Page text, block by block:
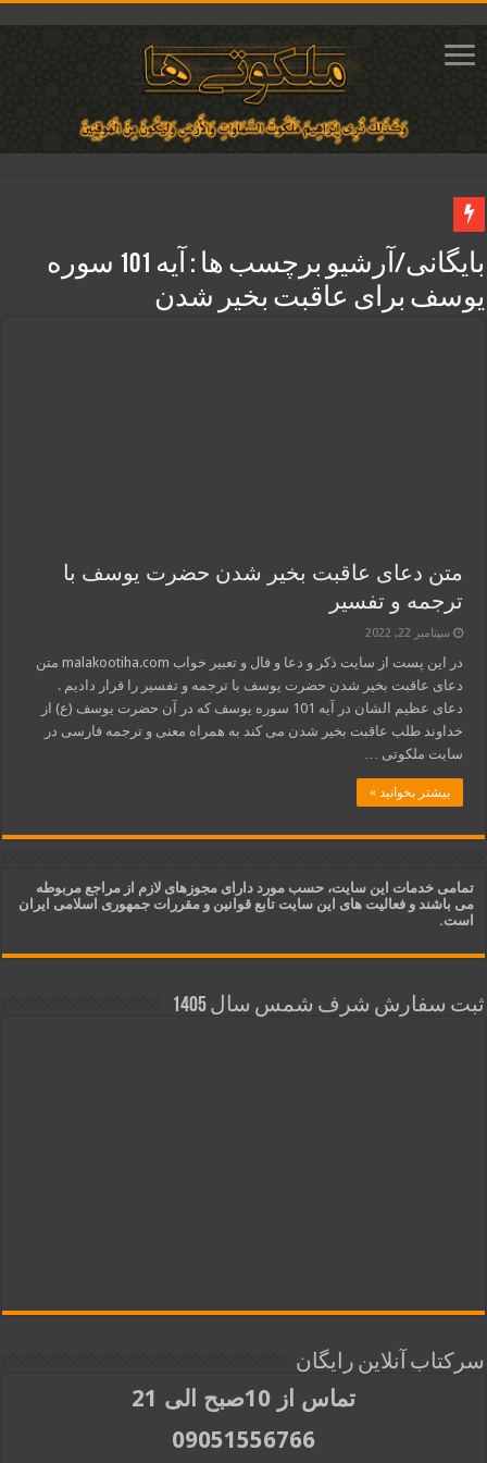
دعای ایجاد دلبستگی و محبوبیت و محبت شدید بین دو نفر تضمینی
دعای مجرب برای فروش سریع کالا و رونق فروش مغازه | متن آیات، روش انجام و
دعای ایجاد عشق و محبت آتشین در قلب معشوق | متن دعا، روش خواندن
بایگانی/آرشیو برچسب ها :
آیه 101 سوره
یوسف برای عاقبت بخیر شدن
متن دعای عاقبت بخیر شدن حضرت یوسف با
ترجمه و تفسیر
سپتامبر 22, 2022
در این پست از سایت ذکر و دعا و فال و تعبیر خواب malakootiha.com متن
دعای عاقبت بخیر شدن حضرت یوسف با ترجمه و تفسیر را قرار دادیم .
دعای عظیم الشان در آیه 101 سوره یوسف که در آن حضرت یوسف (ع) از
خداوند طلب عاقبت بخیر شدن می کند به همراه معنی و ترجمه فارسی در
سایت ملکوتی …
بیشتر بخوانید »
تمامی خدمات این سایت، حسب مورد دارای مجوزهای لازم از مراجع مربوطه
می باشند و فعالیت های این سایت تابع قوانین و مقررات جمهوری اسلامی ایران
است.
ثبت سفارش شرف شمس سال 1405
سرکتاب آنلاین رایگان
تماس از 10صبح الی 21
09051556766